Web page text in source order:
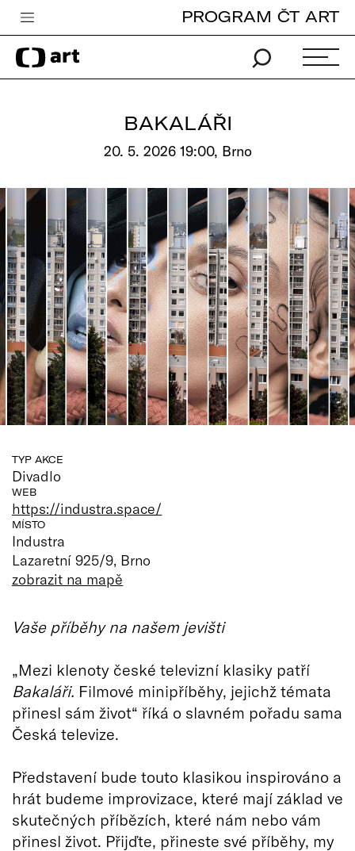
Česká televize
Zpravodajství
Pro děti
edu
Vše o ČT
PROGRAM ČT ART
BAKALÁŘI
20. 5. 2026 19:00, Brno
TYP AKCE
Divadlo
WEB
https://industra.space/
MÍSTO
Industra
Lazaretní 925/9, Brno
zobrazit na mapě
Vaše příběhy na našem jevišti
„Mezi klenoty české televizní klasiky patří
Bakaláři. Filmové minipříběhy, jejichž témata
přinesl sám život“ říká o slavném pořadu sama
Česká televize.
Představení bude touto klasikou inspirováno a
hrát budeme improvizace, které mají základ ve
skutečných příbězích, které nám nebo vám
přinesl život. Přijďte, přineste své příběhy, my